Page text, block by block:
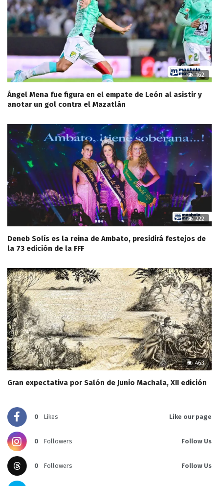
162
Ángel Mena fue figura en el empate de León al asistir y
anotar un gol contra el Mazatlán
222
Deneb Solís es la reina de Ambato, presidirá festejos de
la 73 edición de la FFF
463
Gran expectativa por Salón de Junio Machala, XII edición
0 Likes Like our page
0 Followers Follow Us
0 Followers Follow Us